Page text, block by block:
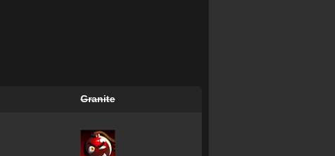
Granite